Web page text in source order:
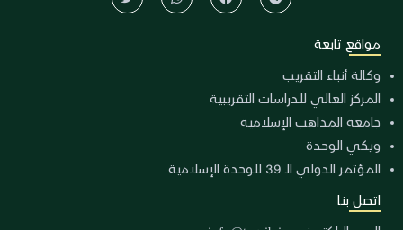
مواقع تابعة
وكالة أنباء التقريب
المركز العالي للدراسات التقريبية
جامعة المذاهب الإسلامية
ويكي الوحدة
المؤتمر الدولي الـ 39 للوحدة الإسلامية
اتصل بنا